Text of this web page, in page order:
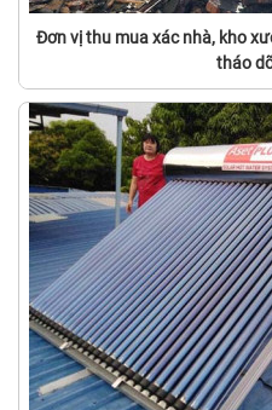
Đơn vị thu mua xác nhà, kho
tháo